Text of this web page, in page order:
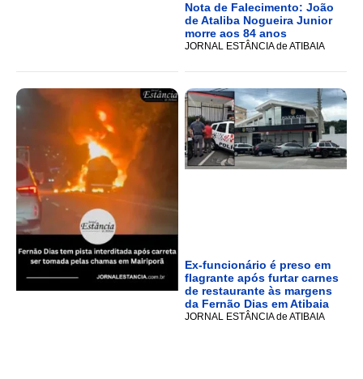
Nota de Falecimento: João
de Ataliba Nogueira Junior
morre aos 84 anos
JORNAL ESTÂNCIA de ATIBAIA
Ex-funcionário é preso em
flagrante após furtar carnes
de restaurante às margens
da Fernão Dias em Atibaia
JORNAL ESTÂNCIA de ATIBAIA